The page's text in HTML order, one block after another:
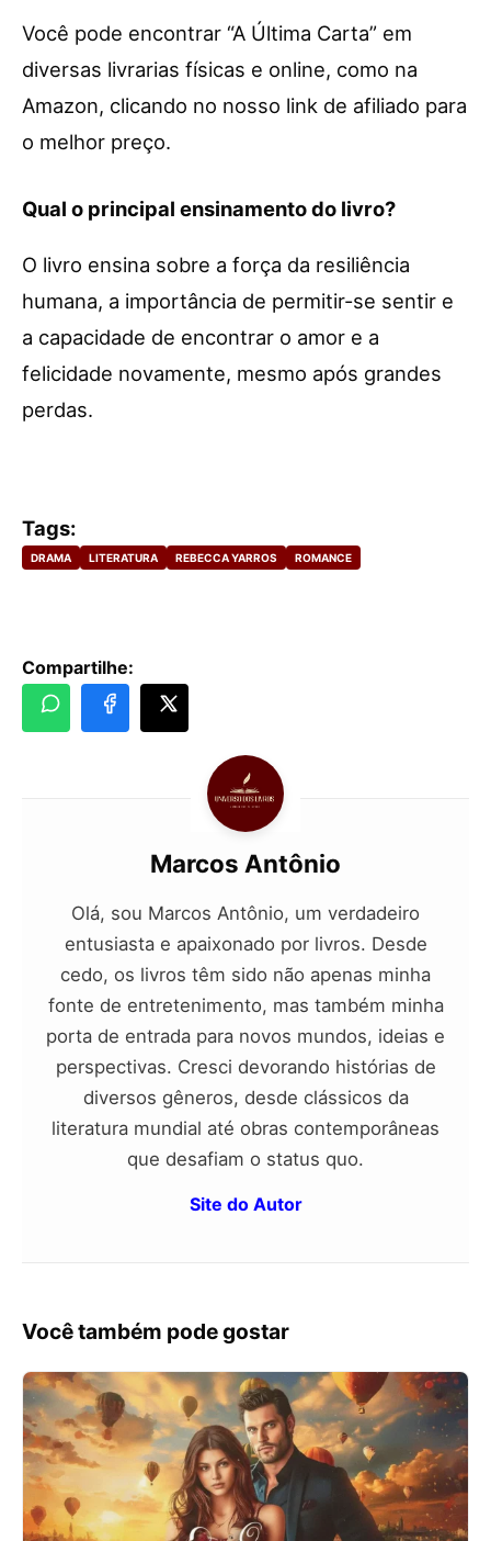
Você pode encontrar “A Última Carta” em
diversas livrarias físicas e online, como na
Amazon, clicando no nosso link de afiliado para
o melhor preço.
Qual o principal ensinamento do livro?
O livro ensina sobre a força da resiliência
humana, a importância de permitir-se sentir e
a capacidade de encontrar o amor e a
felicidade novamente, mesmo após grandes
perdas.
Tags:
DRAMA LITERATURA REBECCA YARROS ROMANCE
Compartilhe:
Marcos Antônio
Olá, sou Marcos Antônio, um verdadeiro
entusiasta e apaixonado por livros. Desde
cedo, os livros têm sido não apenas minha
fonte de entretenimento, mas também minha
porta de entrada para novos mundos, ideias e
perspectivas. Cresci devorando histórias de
diversos gêneros, desde clássicos da
literatura mundial até obras contemporâneas
que desafiam o status quo.
Site do Autor
Você também pode gostar